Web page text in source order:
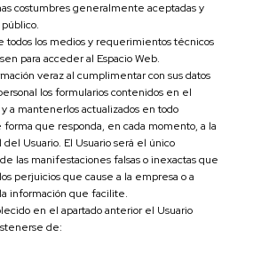
costumbres generalmente aceptadas y
todos los medios y requerimientos técnicos
para acceder al Espacio Web.
veraz al cumplimentar con sus datos
los formularios contenidos en el
y a mantenerlos actualizados en todo
que responda, en cada momento, a la
del Usuario. El Usuario será el único
las manifestaciones falsas o inexactas que
perjuicios que cause a la empresa o a
información que facilite.
en el apartado anterior el Usuario
de: